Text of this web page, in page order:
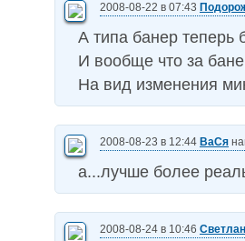
2008-08-22 в 07:43
А типа банер теперь
И вообще что за
На вид изменения
2008-08-23 в 12:44 ВаСя
а...лучше более
2008-08-24 в 10:46